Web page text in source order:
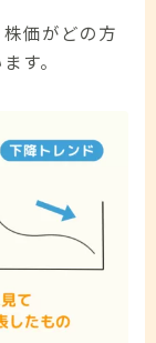
価がどの方
す。